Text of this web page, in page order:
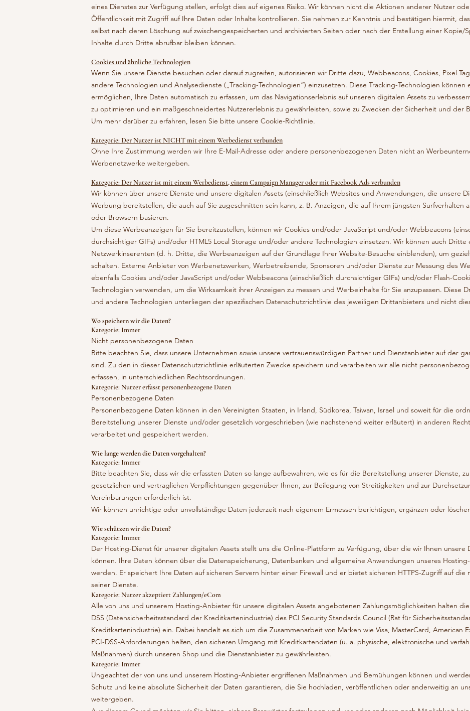
eines Dienstes zur Verfügung stellen, erfolgt dies auf eigenes Risiko. Wir können nicht die Aktionen anderer Nutzer
Öffentlichkeit mit Zugriff auf Ihre Daten oder Inhalte kontrollieren. Sie nehmen zur Kenntnis und bestätigen hiermit,
selbst nach deren Löschung auf zwischengespeicherten und archivierten Seiten oder nach der Erstellung einer Kopie/
Inhalte durch Dritte abrufbar bleiben können.
Cookies und ähnliche Technologien
Wenn Sie unsere Dienste besuchen oder darauf zugreifen, autorisieren wir Dritte dazu, Webbeacons, Cookies, Pixel
andere Technologien und Analysedienste („Tracking-Technologien“) einzusetzen. Diese Tracking-Technologien können
ermöglichen, Ihre Daten automatisch zu erfassen, um das Navigationserlebnis auf unseren digitalen Assets zu
zu optimieren und ein maßgeschneidertes Nutzererlebnis zu gewährleisten, sowie zu Zwecken der Sicherheit und der
Um mehr darüber zu erfahren, lesen Sie bitte unsere Cookie-Richtlinie.
Kategorie: Der Nutzer ist NICHT mit einem Werbedienst verbunden
Ohne Ihre Zustimmung werden wir Ihre E-Mail-Adresse oder andere personenbezogenen Daten nicht an
Werbenetzwerke weitergeben.
Kategorie: Der Nutzer ist mit einem Werbedienst, einem Campaign Manager oder mit Facebook Ads verbunden
Wir können über unsere Dienste und unsere digitalen Assets (einschließlich Websites und Anwendungen, die unsere
Werbung bereitstellen, die auch auf Sie zugeschnitten sein kann, z. B. Anzeigen, die auf Ihrem jüngsten Surfverhalten
oder Browsern basieren.
Um diese Werbeanzeigen für Sie bereitzustellen, können wir Cookies und/oder JavaScript und/oder Webbeacons
durchsichtiger GIFs) und/oder HTML5 Local Storage und/oder andere Technologien einsetzen. Wir können auch Dritte
Netzwerkinserenten (d. h. Dritte, die Werbeanzeigen auf der Grundlage Ihrer Website-Besuche einblenden), um
schalten. Externe Anbieter von Werbenetzwerken, Werbetreibende, Sponsoren und/oder Dienste zur Messung des
ebenfalls Cookies und/oder JavaScript und/oder Webbeacons (einschließlich durchsichtiger GIFs) und/oder Flash-
Technologien verwenden, um die Wirksamkeit ihrer Anzeigen zu messen und Werbeinhalte für Sie anzupassen. Diese
und andere Technologien unterliegen der spezifischen Datenschutzrichtlinie des jeweiligen Drittanbieters und nicht
Wo speichern wir die Daten?
Kategorie: Immer
Nicht personenbezogene Daten
Bitte beachten Sie, dass unsere Unternehmen sowie unsere vertrauenswürdigen Partner und Dienstanbieter auf der
sind. Zu den in dieser Datenschutzrichtlinie erläuterten Zwecke speichern und verarbeiten wir alle nicht
erfassen, in unterschiedlichen Rechtsordnungen.
Kategorie: Nutzer erfasst personenbezogene Daten
Personenbezogene Daten
Personenbezogene Daten können in den Vereinigten Staaten, in Irland, Südkorea, Taiwan, Israel und soweit für die
Bereitstellung unserer Dienste und/oder gesetzlich vorgeschrieben (wie nachstehend weiter erläutert) in anderen
verarbeitet und gespeichert werden.
Wie lange werden die Daten vorgehalten?
Kategorie: Immer
Bitte beachten Sie, dass wir die erfassten Daten so lange aufbewahren, wie es für die Bereitstellung unserer Dienste,
gesetzlichen und vertraglichen Verpflichtungen gegenüber Ihnen, zur Beilegung von Streitigkeiten und zur
Vereinbarungen erforderlich ist.
Wir können unrichtige oder unvollständige Daten jederzeit nach eigenem Ermessen berichtigen, ergänzen oder
Wie schützen wir die Daten?
Kategorie: Immer
Der Hosting-Dienst für unserer digitalen Assets stellt uns die Online-Plattform zu Verfügung, über die wir Ihnen unsere
können. Ihre Daten können über die Datenspeicherung, Datenbanken und allgemeine Anwendungen unseres
werden. Er speichert Ihre Daten auf sicheren Servern hinter einer Firewall und er bietet sicheren HTTPS-Zugriff auf die
seiner Dienste.
Kategorie: Nutzer akzeptiert Zahlungen/eCom
Alle von uns und unserem Hosting-Anbieter für unsere digitalen Assets angebotenen Zahlungsmöglichkeiten halten
DSS (Datensicherheitsstandard der Kreditkartenindustrie) des PCI Security Standards Council (Rat für
Kreditkartenindustrie) ein. Dabei handelt es sich um die Zusammenarbeit von Marken wie Visa, MasterCard, American
PCI-DSS-Anforderungen helfen, den sicheren Umgang mit Kreditkartendaten (u. a. physische, elektronische und
Maßnahmen) durch unseren Shop und die Dienstanbieter zu gewährleisten.
Kategorie: Immer
Ungeachtet der von uns und unserem Hosting-Anbieter ergriffenen Maßnahmen und Bemühungen können und
Schutz und keine absolute Sicherheit der Daten garantieren, die Sie hochladen, veröffentlichen oder anderweitig an
weitergeben.